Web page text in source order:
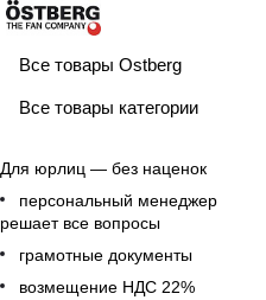
Все товары Ostberg
Все товары категории
Для юрлиц — без наценок
персональный менеджер
решает все вопросы
грамотные документы
возмещение НДС 22%